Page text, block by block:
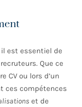
est essentiel de
Que ce
CV ou lors d’un
ces compétences
et de